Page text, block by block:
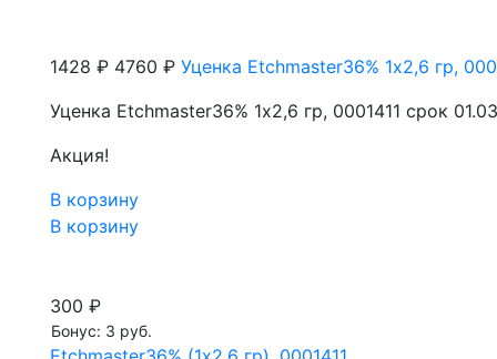
1428 ₽ 4760 ₽ Уценка Etchmaster36% 1х2,6 гр,
Уценка Etchmaster36% 1х2,6 гр, 0001411 срок
Акция!
В корзину
В корзину
300 ₽
Бонус: 3 руб.